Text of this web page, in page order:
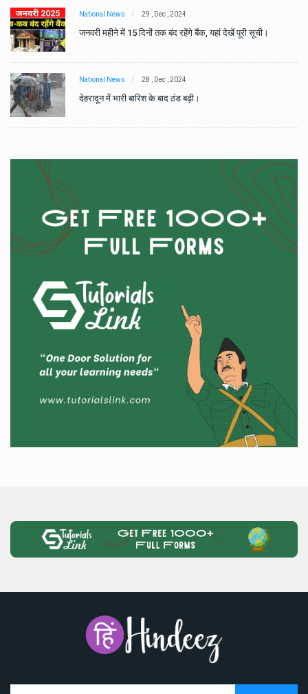
National News 29 , Dec , 2024
जनवरी महीने में 15 दिनों तक बंद रहेंगे बैंक, यहां देखें पूरी सूची।
National News 28 , Dec , 2024
देहरादून में भारी बारिश के बाद ठंड बढ़ी।